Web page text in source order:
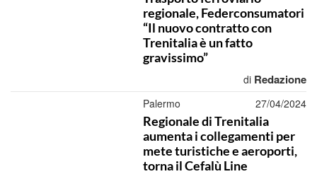
regionale, Federconsumatori
“Il nuovo contratto con
Trenitalia è un fatto
gravissimo”
di Redazione
Palermo 27/04/2024
Regionale di Trenitalia
aumenta i collegamenti per
mete turistiche e aeroporti,
torna il Cefalù Line